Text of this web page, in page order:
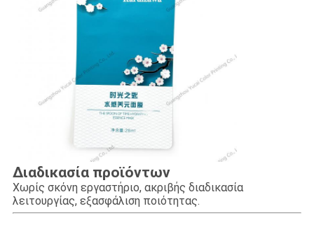
Διαδικασία προϊόντων
Χωρίς σκόνη εργαστήριο, ακριβής διαδικασία
λειτουργίας, εξασφάλιση ποιότητας.